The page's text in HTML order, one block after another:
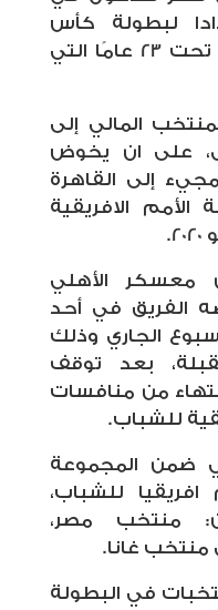
لبطولة كأس
الأمم الافريقية للشباب تحت 23 عامًا التي
المالي إلى
على ان يخوض
إلى القاهرة
الافريقية
معسكر الأهلي
الفريق في أحد
الجاري وذلك
بعد توقف
من منافسات
للشباب.
ضمن المجموعة
للشباب،
منتخب مصر،
منتخب غانا.
في البطولة